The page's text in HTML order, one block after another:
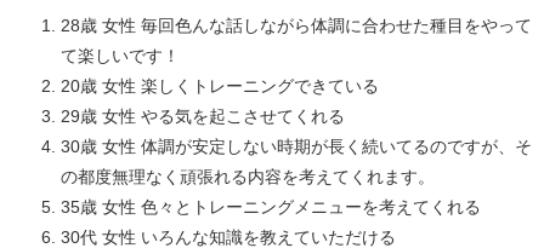
28歳 女性 毎回色んな話しながら体調に合わせた種目をやって
て楽しいです！
20歳 女性 楽しくトレーニングできている
29歳 女性 やる気を起こさせてくれる
30歳 女性 体調が安定しない時期が長く続いてるのですが、そ
の都度無理なく頑張れる内容を考えてくれます。
35歳 女性 色々とトレーニングメニューを考えてくれる
30代 女性 いろんな知識を教えていただける